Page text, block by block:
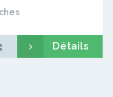
Détails